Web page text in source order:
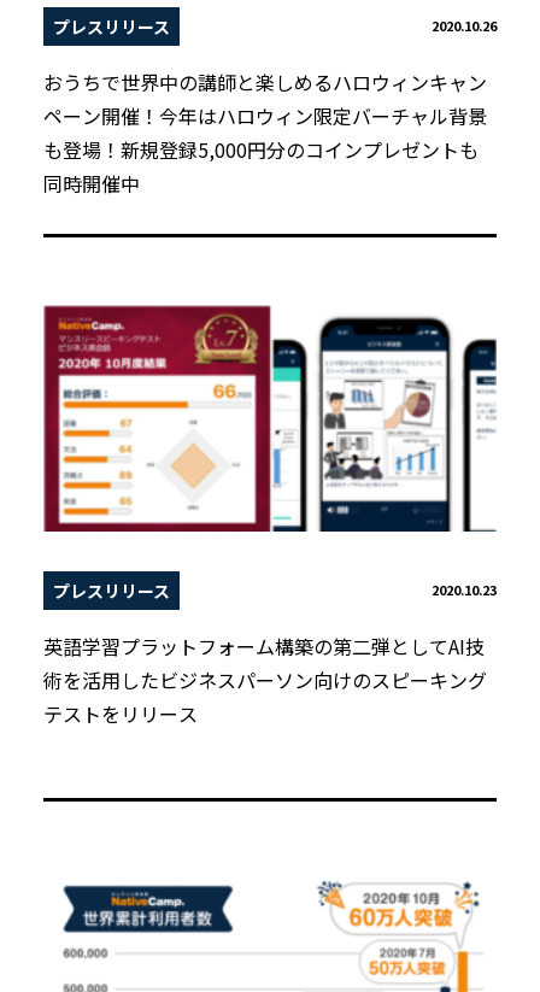
プレスリリース 2020.10.26
おうちで世界中の講師と楽しめるハロウィンキャン
ペーン開催！今年はハロウィン限定バーチャル背景
も登場！新規登録5,000円分のコインプレゼントも
同時開催中
プレスリリース 2020.10.23
英語学習プラットフォーム構築の第二弾としてAI技
術を活用したビジネスパーソン向けのスピーキング
テストをリリース